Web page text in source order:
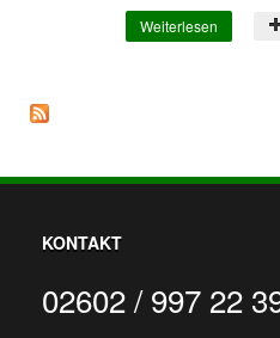
Weiterlesen über
KONTAKT
02602 / 997 22